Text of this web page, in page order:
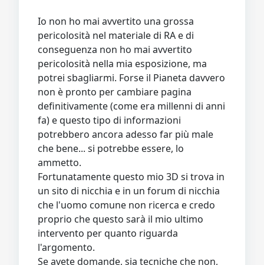
Io non ho mai avvertito una grossa
pericolosità nel materiale di RA e di
conseguenza non ho mai avvertito
pericolosità nella mia esposizione, ma
potrei sbagliarmi. Forse il Pianeta davvero
non è pronto per cambiare pagina
definitivamente (come era millenni di anni
fa) e questo tipo di informazioni
potrebbero ancora adesso far più male
che bene... si potrebbe essere, lo
ammetto.
Fortunatamente questo mio 3D si trova in
un sito di nicchia e in un forum di nicchia
che l'uomo comune non ricerca e credo
proprio che questo sarà il mio ultimo
intervento per quanto riguarda
l'argomento.
Se avete domande, sia tecniche che non,